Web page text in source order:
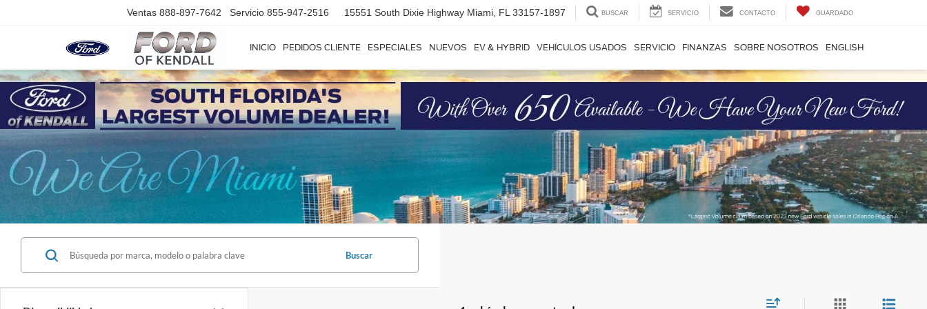
Ventas 888-897-7642 Servicio 855-947-2516 15551 South Dixie Highway Miami, FL 33157-1897 BUSCAR SERVICIO CONTACTO GUARDADO
INICIO PEDIDOS CLIENTE ESPECIALES NUEVOS EV & HYBRID VEHÍCULOS USADOS SERVICIO FINANZAS SOBRE NOSOTROS ENGLISH
Buscar